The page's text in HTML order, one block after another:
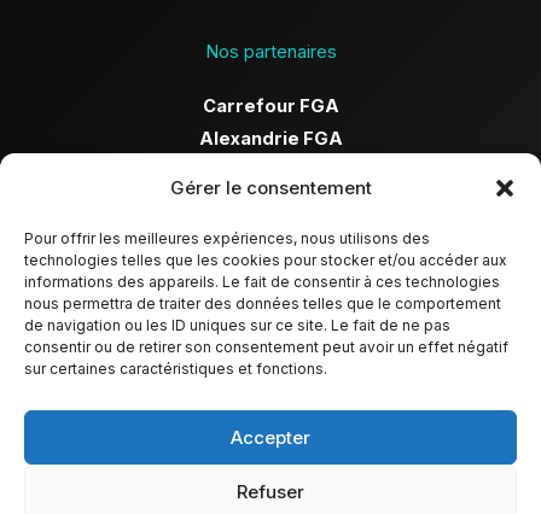
Gérer le consentement
Pour offrir les meilleures expériences, nous utilisons des
technologies telles que les cookies pour stocker et/ou accéder aux
informations des appareils. Le fait de consentir à ces technologies
nous permettra de traiter des données telles que le comportement
de navigation ou les ID uniques sur ce site. Le fait de ne pas
consentir ou de retirer son consentement peut avoir un effet négatif
sur certaines caractéristiques et fonctions.
Accepter
Refuser
Nos partenaires
Carrefour FGA
Alexandrie FGA
SEC
Francisation
Récit-FGA
Récit-FP
FNM
Coordonnées
infoSarca@carrefourfga.ca